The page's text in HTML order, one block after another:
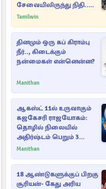
சேவையிலிருந்து நிதி..
வெளியான அதிர்ச்சி
Tamilwin
தினமும் ஒரு கப் கிராம்பு
நீர்.., கிடைக்கும்
நன்மைகள் என்னென்ன?
Manithan
ஆகஸ்ட் 11ல் உருவாகும்
கஜகேசரி ராஜயோகம்:
தொழில் நிலையில்
அதிர்ஷ்டம் பெறும் 3
ராசிகள்!
Manithan
18 ஆண்டுகளுக்குப் பிறகு
சூரியன்- கேது அரிய